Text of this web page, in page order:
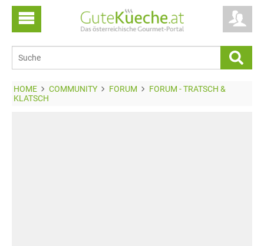
HOME COMMUNITY FORUM
FORUM - TRATSCH &
KLATSCH